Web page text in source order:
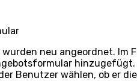
wurden neu angeordnet.
Benutzer wählen, ob er